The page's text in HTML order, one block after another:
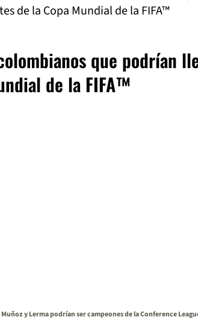
de la Copa Mundial de la FIFA™
que podrían
de la FIFA™
Muñoz y Lerma podrían ser campeones de la Conference